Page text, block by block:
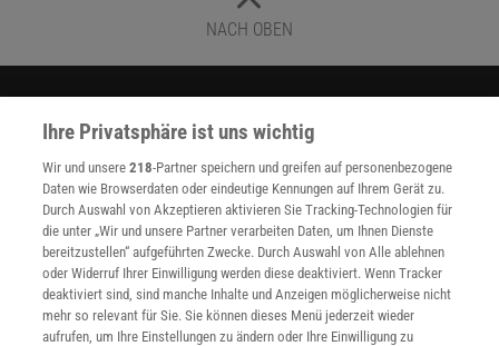
NACH OBEN
WEITERE NEUERSCHEINUNGEN SPEKTRUM SHOP
Ihre Privatsphäre ist uns wichtig
Wir und unsere218-Partner speichern und greifen auf personenbezogene
Daten wie Browserdaten oder eindeutige Kennungen auf Ihrem Gerät zu.
Durch Auswahl von Akzeptieren aktivieren Sie Tracking-Technologien für
die unter „Wir und unsere Partner verarbeiten Daten, um Ihnen Dienste
bereitzustellen“ aufgeführten Zwecke. Durch Auswahl von Alle ablehnen
oder Widerruf Ihrer Einwilligung werden diese deaktiviert. Wenn Tracker
deaktiviert sind, sind manche Inhalte und Anzeigen möglicherweise nicht
mehr so relevant für Sie. Sie können dieses Menü jederzeit wieder
aufrufen, um Ihre Einstellungen zu ändern oder Ihre Einwilligung zu